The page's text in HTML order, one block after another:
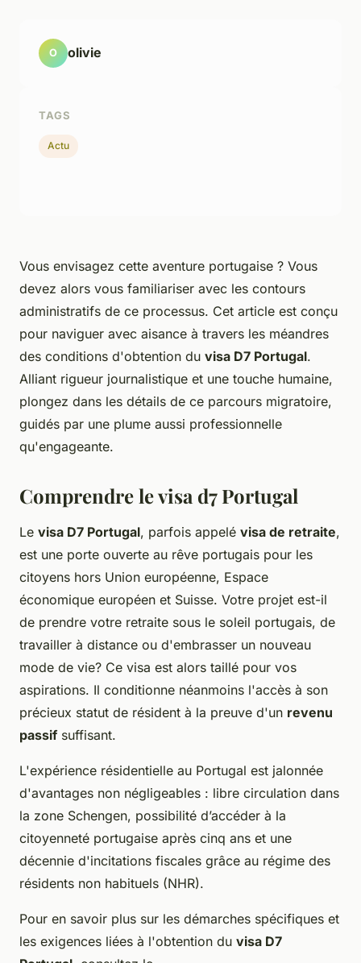
Vous envisagez cette aventure portugaise ? Vous
devez alors vous familiariser avec les contours
administratifs de ce processus. Cet article est conçu
pour naviguer avec aisance à travers les méandres
des conditions d'obtention du visa D7 Portugal.
Alliant rigueur journalistique et une touche humaine,
plongez dans les détails de ce parcours migratoire,
guidés par une plume aussi professionnelle
qu'engageante.
Comprendre le visa d7 Portugal
Le visa D7 Portugal, parfois appelé visa de retraite,
est une porte ouverte au rêve portugais pour les
citoyens hors Union européenne, Espace
économique européen et Suisse. Votre projet est-il
de prendre votre retraite sous le soleil portugais, de
travailler à distance ou d'embrasser un nouveau
mode de vie? Ce visa est alors taillé pour vos
aspirations. Il conditionne néanmoins l'accès à son
précieux statut de résident à la preuve d'un revenu
passif suffisant.
L'expérience résidentielle au Portugal est jalonnée
d'avantages non négligeables : libre circulation dans
la zone Schengen, possibilité d’accéder à la
citoyenneté portugaise après cinq ans et une
décennie d'incitations fiscales grâce au régime des
résidents non habituels (NHR).
Pour en savoir plus sur les démarches spécifiques et
les exigences liées à l'obtention du visa D7
O olivie
TAGS
Actu